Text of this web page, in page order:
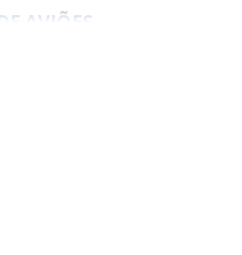
AVIÕES
cada uma com seu propósito